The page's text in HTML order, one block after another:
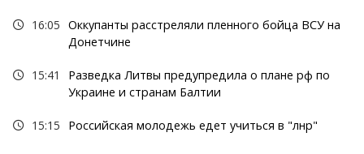
16:05 Оккупанты расстреляли пленного бойца ВСУ на
Донетчине
15:41
Разведка Литвы предупредила о плане рф по
Украине и странам Балтии
15:15 Российская молодежь едет учиться в "лнр"